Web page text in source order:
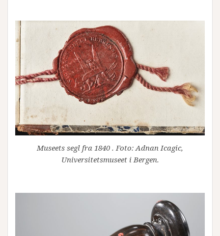
Museets segl fra 1840 . Foto: Adnan Icagic,
Universitetsmuseet i Bergen.